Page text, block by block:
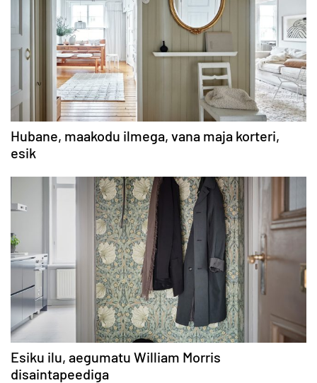
Hubane, maakodu ilmega, vana maja korteri,
esik
Esiku ilu, aegumatu William Morris
disaintapeediga